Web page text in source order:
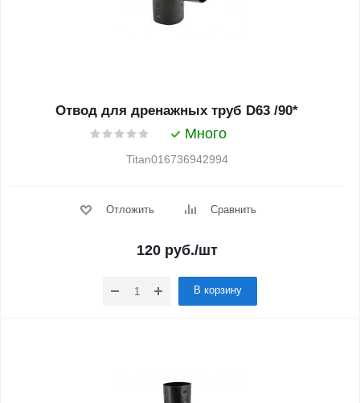
Отвод для дренажных труб D63 /90*
Много
Titan016736942994
Отложить Сравнить
120 руб./шт
В корзину